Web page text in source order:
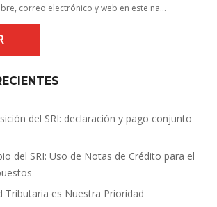
Guarda mi nombre, correo electrónico y web en este navegador para la próxima vez que comente.
del SRI: declaración y pago conjunto
del SRI: Uso de Notas de Crédito para el
Tributaria es Nuestra Prioridad